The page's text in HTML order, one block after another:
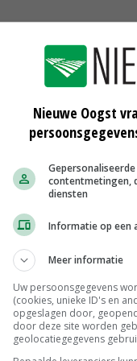
bij de
via tarieven die bij
van de additionele
onder meer om
en
nieuwe
is de afgelopen
taken wil zij de
Nieuwe Oogst
contentmetingen,
diensten
Informatie op een
Meer informatie
Uw persoonsgegevens
(cookies, unieke ID's en
opgeslagen door,
door deze site worden
geolocatiegegevens